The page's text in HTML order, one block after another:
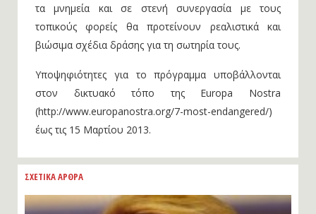
τα μνημεία και σε στενή συνεργασία με τους
τοπικούς φορείς θα προτείνουν ρεαλιστικά και
βιώσιμα σχέδια δράσης για τη σωτηρία τους.
Υποψηφιότητες για το πρόγραμμα υποβάλλονται
στον δικτυακό τόπο της Europa Nostra
(http://www.europanostra.org/7-most-endangered/)
έως τις 15 Μαρτίου 2013.
ΣΧΕΤΙΚΑ ΑΡΘΡΑ